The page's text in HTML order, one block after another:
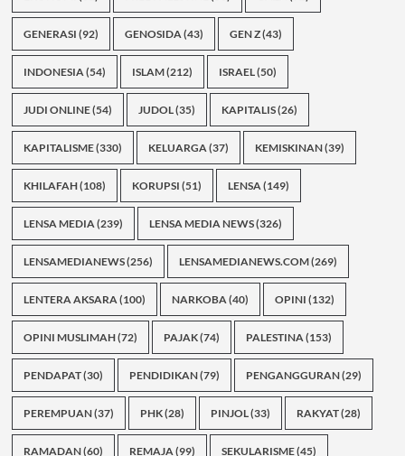
GENERASI (92) GENOSIDA(43) GEN Z(43)
INDONESIA(54) ISLAM(212) ISRAEL(50)
JUDI ONLINE(54) JUDOL(35) KAPITALIS(26)
KAPITALISME(330) KELUARGA(37) KEMISKINAN(39)
KHILAFAH(108) KORUPSI (51) LENSA(149)
LENSA MEDIA(239) LENSA MEDIA NEWS(326)
LENSAMEDIANEWS(256) LENSAMEDIANEWS.COM(269)
LENTERA AKSARA(100) NARKOBA(40) OPINI (132)
OPINI MUSLIMAH(72) PAJAK(74) PALESTINA(153)
PENDAPAT(30) PENDIDIKAN(79) PENGANGGURAN(29)
PEREMPUAN(37) PHK(28) PINJOL(33) RAKYAT(28)
RAMADAN(60) REMAJA(99) SEKULARISME(45)